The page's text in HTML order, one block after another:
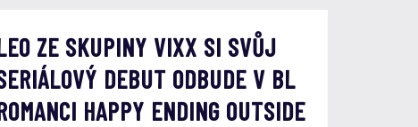
ZE SKUPINY VIXX SI SVŮJ
DEBUT ODBUDE V BL
HAPPY ENDING OUTSIDE